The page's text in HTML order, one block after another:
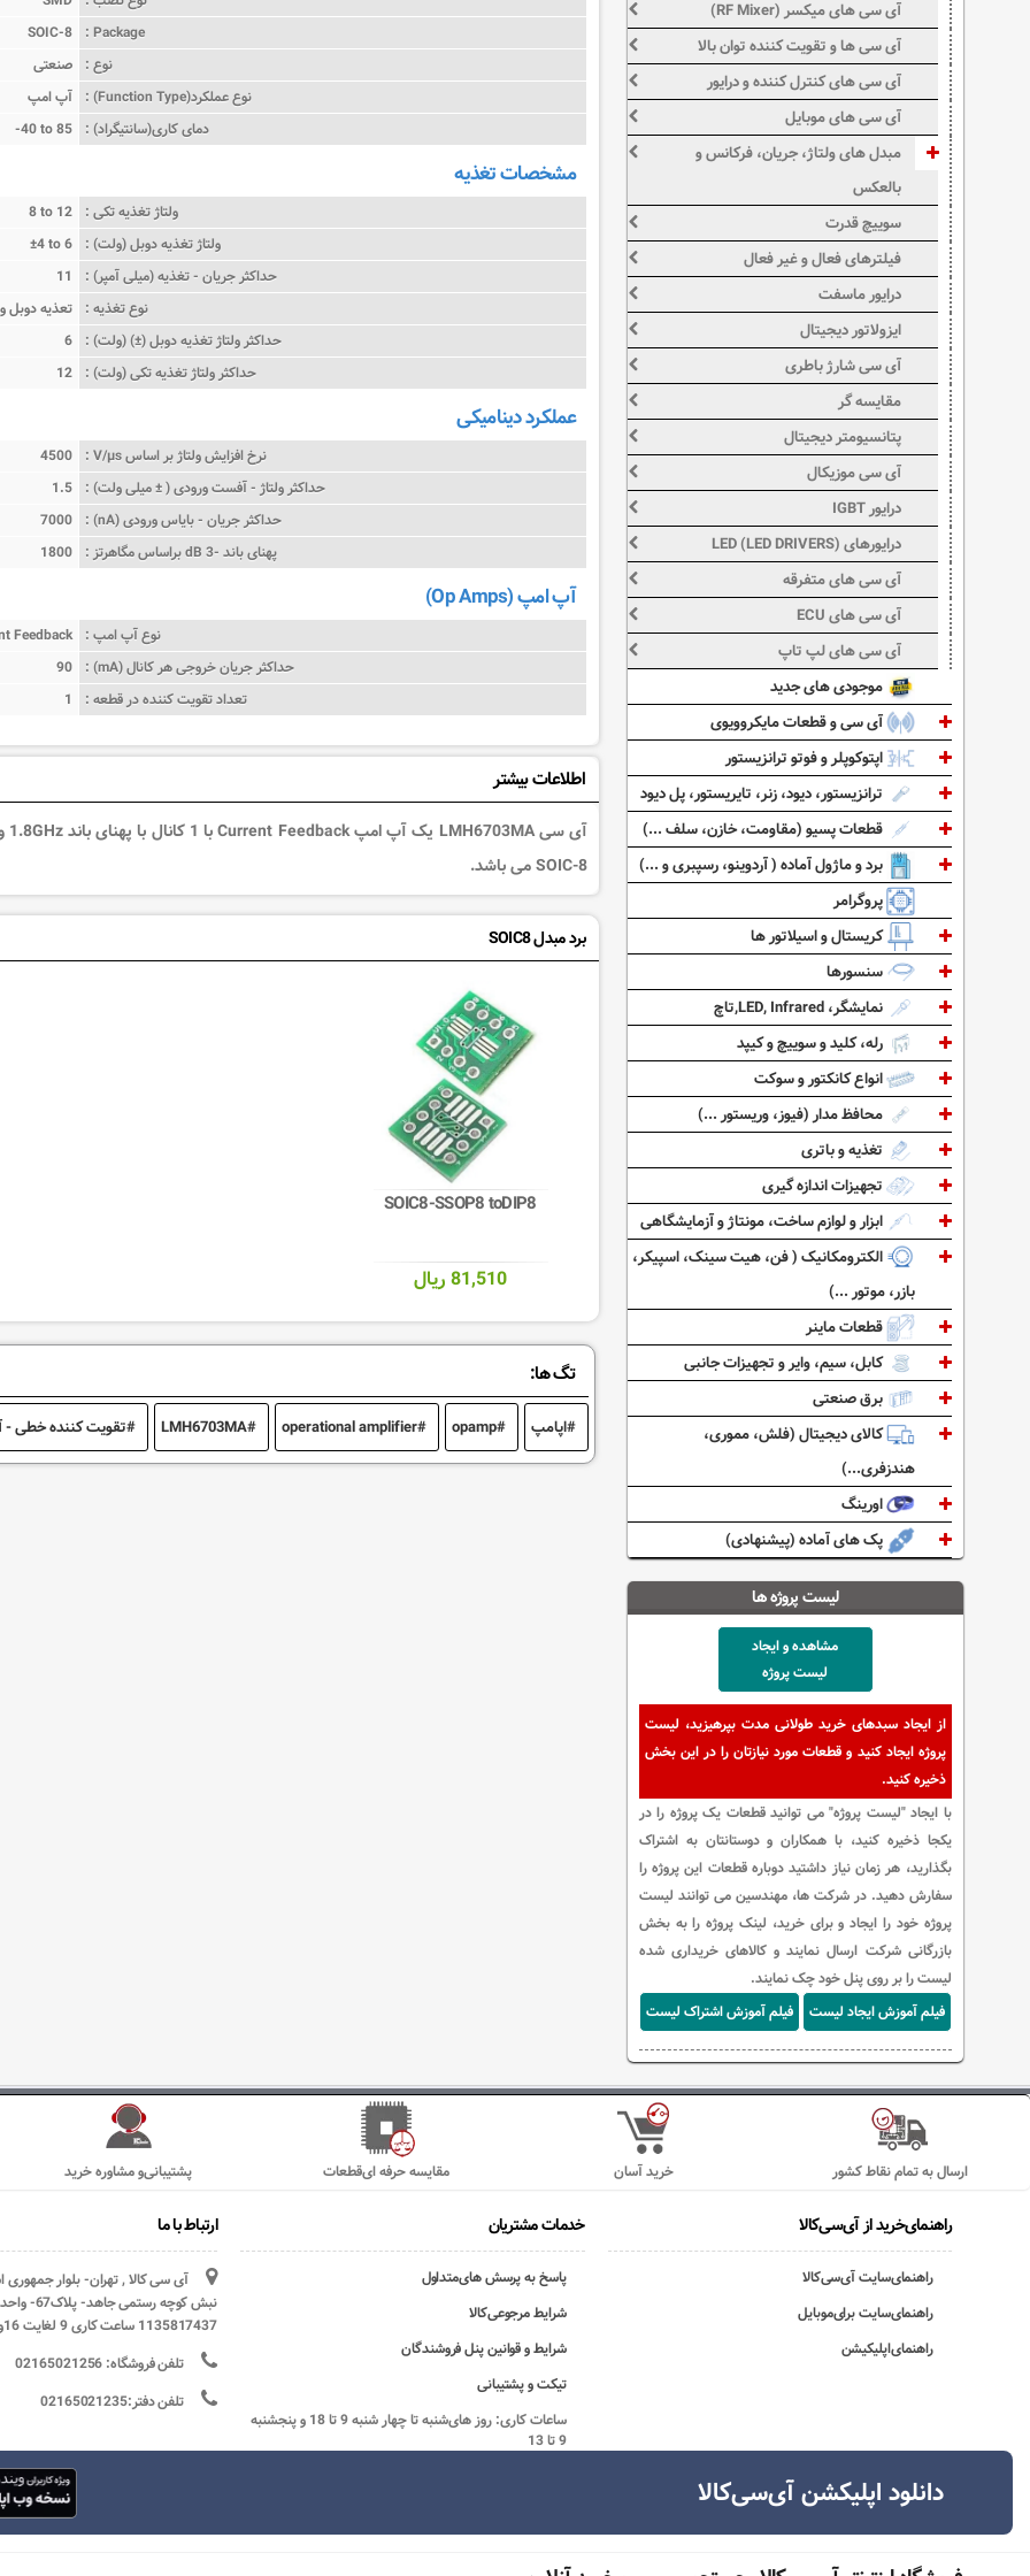
Package :
SOIC-8
نوع :
صنعتی
نوع عملکرد(Function Type) :
آپ امپ
دمای کاری(سانتیگراد) :
-40 to 85
مشخصات تغذیه
ولتاژ تغذیه تکی :
8 to 12
ولتاژ تغذیه دوبل (ولت) :
±4 to 6
حداکثر جریان - تغذیه (میلی آمپر) :
11
نوع تغذیه :
تعذیه دوبل
حداکثر ولتاژ تغذیه دوبل (±) (ولت) :
6
حداکثر ولتاژ تغذیه تکی (ولت) :
12
عملکرد دینامیکی
نرخ افزایش ولتاژ بر اساس V/µs :
4500
حداکثر ولتاژ - آفست ورودی ( ± میلی ولت) :
1.5
حداکثر جریان - بایاس ورودی (nA) :
7000
پهنای باند -3 dB براساس مگاهرتز :
1800
آپ امپ (Op Amps)
نوع آپ امپ :
Feedback
حداکثر جریان خروجی هر کانال (mA) :
90
تعداد تقویت کننده در قطعه :
1
اطلاعات بیشتر
8-SOIC می باشد.
برد مبدل SOIC8
SOIC8-SSOP8 toDIP8
81,510 ریال
تگ ها:
اپامپ opamp
operational amplifier
LMH6703MA تقویت کننده خطی
آی سی های میکسر (RF Mixer)
آی سی ها و تقویت کننده توان بالا
آی سی های کنترل کننده و درایور
آی سی های موبایل
مبدل های ولتاژ، جریان، فرکانس و
بالعکس
سوییچ قدرت
فیلترهای فعال و غیر فعال
درایور ماسفت
ایزولاتور دیجیتال
آی سی شارژ باطری
مقایسه گر
پتانسیومتر دیجیتال
آی سی موزیکال
درایور IGBT
درایورهای LED (LED DRIVERS)
آی سی های متفرقه
آی سی های ECU
آی سی های لپ تاپ
موجودی های جدید
آی سی و قطعات مایکروویوی
اپتوکوپلر و فوتو ترانزیستور
ترانزیستور، دیود، زنر، تایریستور، پل دیود
قطعات پسیو (مقاومت، خازن، سلف ...)
برد و ماژول آماده ( آردوینو، رسپبری و ...)
پروگرامر
کریستال و اسیلاتور ها
سنسورها
نمایشگر، LED, Infrared,تاچ
رله، کلید و سوییچ و کیپد
انواع کانکتور و سوکت
محافظ مدار (فیوز، وریستور ...)
تغذیه و باتری
تجهیزات اندازه گیری
ابزار و لوازم ساخت، مونتاژ و آزمایشگاهی
الکترومکانیک ( فن، هیت سینک، اسپیکر،
بازر، موتور ...)
قطعات ماینر
کابل، سیم، وایر و تجهیزات جانبی
برق صنعتی
کالای دیجیتال (فلش، مموری،
هندزفری...)
اورینگ
پک های آماده (پیشنهادی)
لیست پروژه ها
مشاهده و ایجاد
لیست پروژه
از ایجاد سبدهای خرید طولانی مدت بپرهیزید، لیست
پروژه ایجاد کنید و قطعات مورد نیازتان را در این بخش
ذخیره کنید.
با ایجاد "لیست پروژه" می توانید قطعات یک پروژه را در
یکجا ذخیره کنید، با همکاران و دوستانتان به اشتراک
بگذارید، هر زمان نیاز داشتید دوباره قطعات این پروژه را
سفارش دهید. در شرکت ها، مهندسین می توانند لیست
پروژه خود را ایجاد و برای خرید، لینک پروژه را به بخش
بازرگانی شرکت ارسال نمایند و کالاهای خریداری شده
لیست را بر روی پنل خود چک نمایند.
فیلم آموزش ایجاد لیست
فیلم آموزش اشتراک لیست
پشتیبانی‌و مشاوره خرید مقایسه حرفه ای‌قطعات خرید آسان ارسال به تمام نقاط کشور
راهنمای‌خرید از آی‌سی‌کالا
راهنمای‌سایت آی‌سی‌کالا
راهنمای‌سایت برای‌موبایل
راهنمای‌اپلیکیشن
خدمات مشتریان
پاسخ به پرسش های‌متداول
شرایط مرجوعی‌کالا
شرایط و قوانین پنل فروشندگان
تیکت و پشتیبانی
ساعات کاری: روز های‌شنبه تا چهار شنبه 9 تا 18 و پنجشنبه
9 تا 13
ارتباط با ما
آی سی کالا , تهران- بلوار
1135817437 ساعت کاری 9 لغایت 16و پنج شنبه ها تعطیل
تلفن فروشگاه: 02165021256
تلفن دفتر:02165021235
دانلود اپلیکشن آی‌سی‌کالا